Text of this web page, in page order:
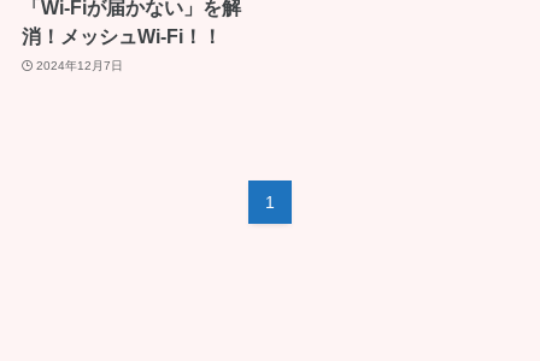
「Wi-Fiが届かない」を解
消！メッシュWi-Fi！！
2024年12月7日
1